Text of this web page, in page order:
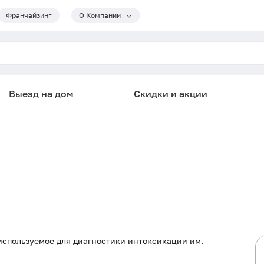
Франчайзинг О Компании
Выезд на дом Скидки и акции
для диагностики интоксикации им.